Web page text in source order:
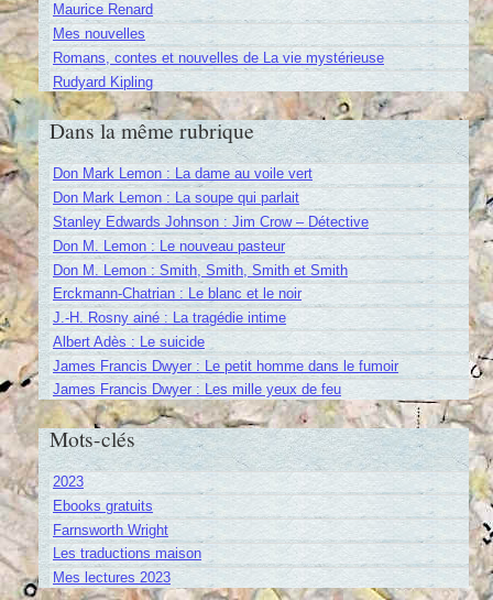
Maurice Renard
Mes nouvelles
Romans, contes et nouvelles de La vie mystérieuse
Rudyard Kipling
Dans la même rubrique
Don Mark Lemon : La dame au voile vert
Don Mark Lemon : La soupe qui parlait
Stanley Edwards Johnson : Jim Crow – Détective
Don M. Lemon : Le nouveau pasteur
Don M. Lemon : Smith, Smith, Smith et Smith
Erckmann-Chatrian : Le blanc et le noir
J.-H. Rosny ainé : La tragédie intime
Albert Adès : Le suicide
James Francis Dwyer : Le petit homme dans le fumoir
James Francis Dwyer : Les mille yeux de feu
Mots-clés
2023
Ebooks gratuits
Farnsworth Wright
Les traductions maison
Mes lectures 2023